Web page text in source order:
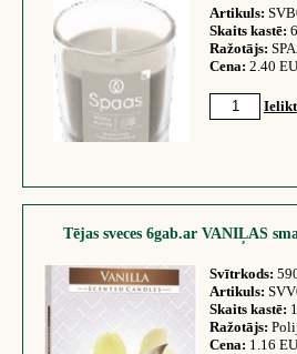
Artikuls:
Skaits kastē: 6
Ražotājs:
Cena: 2.40
Tējas sveces 6gab.ar VANIĻAS
Svītrkods:
Artikuls:
Skaits kastē:
Ražotājs:
Cena: 1.16